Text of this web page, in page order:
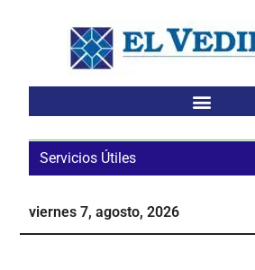
Servicios Útiles
viernes 7, agosto, 2026